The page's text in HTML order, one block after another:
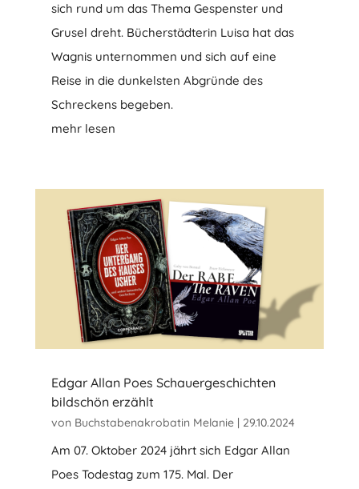
sich rund um das Thema Gespenster und
Grusel dreht. Bücherstädterin Luisa hat das
Wagnis unternommen und sich auf eine
Reise in die dunkelsten Abgründe des
Schreckens begeben.
mehr lesen
Edgar Allan Poes Schauergeschichten
bildschön erzählt
von Buchstabenakrobatin Melanie| 29.10.2024
Am 07. Oktober 2024 jährt sich Edgar Allan
Poes Todestag zum 175. Mal. Der